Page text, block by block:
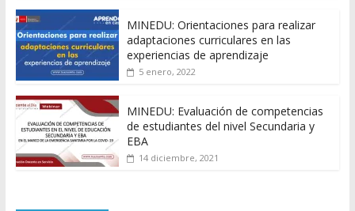
MINEDU: Orientaciones para realizar
adaptaciones curriculares en las
experiencias de aprendizaje
5 enero, 2022
MINEDU: Evaluación de competencias
de estudiantes del nivel Secundaria y
EBA
14 diciembre, 2021